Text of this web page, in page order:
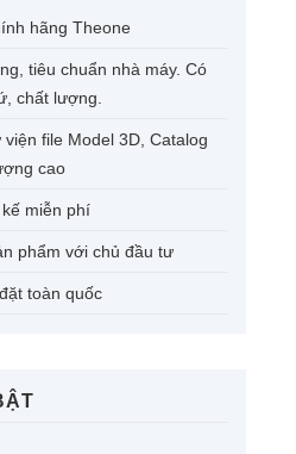
hãng Theone
tiêu chuẩn nhà máy. Có
chất lượng.
file Model 3D, Catalog
cao
miễn phí
phẩm với chủ đầu tư
toàn quốc